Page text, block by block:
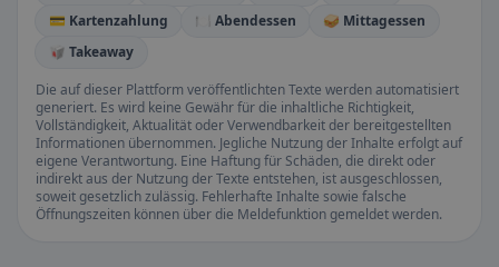
💳 Kartenzahlung
🍽️ Abendessen
🥪 Mittagessen
🥡 Takeaway
Die auf dieser Plattform veröffentlichten Texte werden automatisiert
generiert. Es wird keine Gewähr für die inhaltliche Richtigkeit,
Vollständigkeit, Aktualität oder Verwendbarkeit der bereitgestellten
Informationen übernommen. Jegliche Nutzung der Inhalte erfolgt auf
eigene Verantwortung. Eine Haftung für Schäden, die direkt oder
indirekt aus der Nutzung der Texte entstehen, ist ausgeschlossen,
soweit gesetzlich zulässig. Fehlerhafte Inhalte sowie falsche
Öffnungszeiten können über die Meldefunktion gemeldet werden.